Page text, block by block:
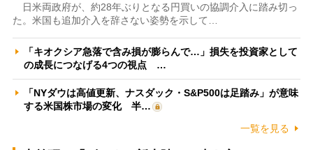
日米両政府が、約28年ぶりとなる円買いの協調介入に踏み切っ
た。米国も追加介入を辞さない姿勢を示して…
「キオクシア急落で含み損が膨らんで…」損失を投資家として
の成長につなげる4つの視点 …
「NYダウは高値更新、ナスダック・S&P500は足踏み」が意味
する米国株市場の変化 半…
一覧を見る